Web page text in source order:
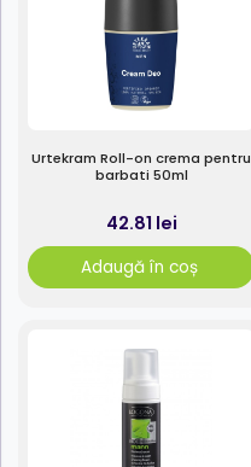
Urtekram Roll-on crema pentru
barbati 50ml
42.81 lei
Adaugă în coș